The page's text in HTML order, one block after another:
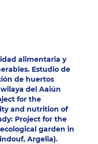
alimentaria y
Estudio de
de huertos
del Aaiún
for the
and nutrition of
Project for the
garden in
Argelia).